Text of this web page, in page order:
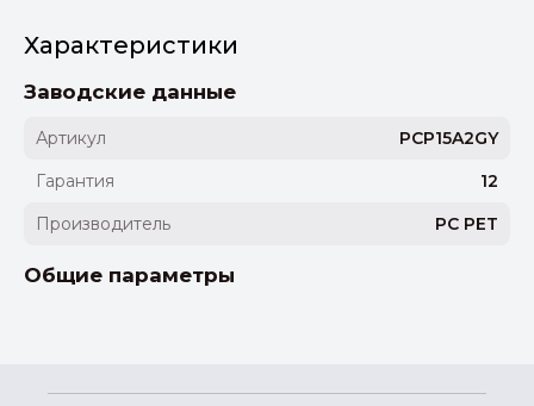
Характеристики
Заводские данные
Артикул
PCP15A2GY
Гарантия
12
Производитель
PC PET
Общие параметры